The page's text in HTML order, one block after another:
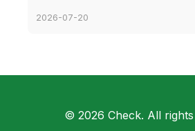
2026-07-20
© 2026 Check. All